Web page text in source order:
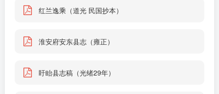
红兰逸乘（道光 民国抄本）
淮安府安东县志（雍正）
盱眙县志稿（光绪29年）